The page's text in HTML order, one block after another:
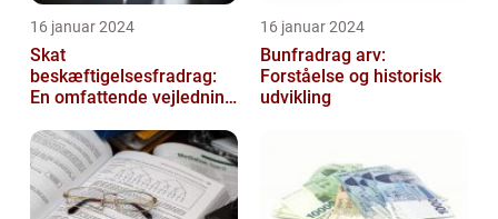
16 januar 2024
Skat
beskæftigelsesfradrag:
En omfattende vejledning
16 januar 2024
Bunfradrag arv:
Forståelse og historisk
udvikling